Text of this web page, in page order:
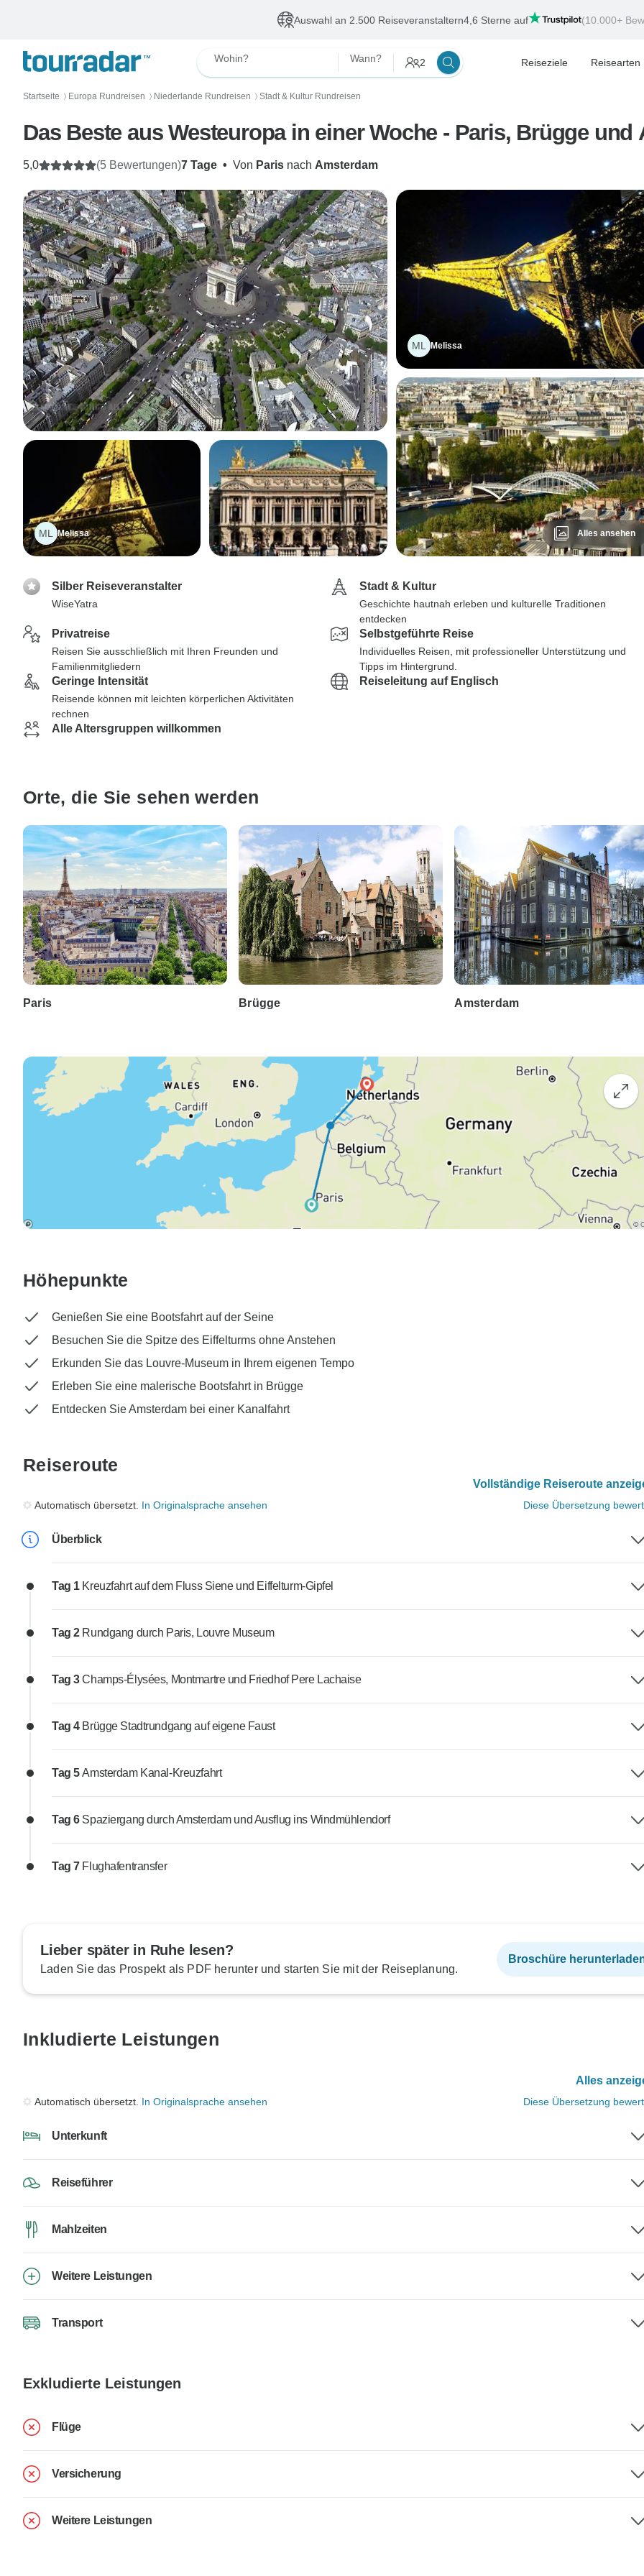
Auswahl an 2.500 Reiseveranstaltern4,6 Sterne auf (10.000+
Wohin? Wann? 2 Reiseziele Reisearten
Startseite 〉 Europa Rundreisen 〉 Niederlande Rundreisen 〉 Stadt & Kultur Rundreisen
Das Beste aus Westeuropa in einer Woche - Paris, Brügge und
7 Tage • Von Paris nach Amsterdam
5,0 (5 Bewertungen)
ML Melissa
ML Melissa
Alles ansehen
Silber Reiseveranstalter
WiseYatra
Stadt & Kultur
Geschichte hautnah erleben und kulturelle Traditionen
entdecken
Privatreise
Reisen Sie ausschließlich mit Ihren Freunden und
Familienmitgliedern
Selbstgeführte Reise
Individuelles Reisen, mit professioneller Unterstützung und
Tipps im Hintergrund.
Geringe Intensität
Reisende können mit leichten körperlichen Aktivitäten
rechnen
Reiseleitung auf Englisch
Alle Altersgruppen willkommen
Orte, die Sie sehen werden
Paris Brügge Amsterdam
Höhepunkte
Genießen Sie eine Bootsfahrt auf der Seine
Besuchen Sie die Spitze des Eiffelturms ohne Anstehen
Erkunden Sie das Louvre-Museum in Ihrem eigenen Tempo
Erleben Sie eine malerische Bootsfahrt in Brügge
Entdecken Sie Amsterdam bei einer Kanalfahrt
Reiseroute
Vollständige Reiseroute
Automatisch übersetzt. In Originalsprache ansehen Diese Übersetzung
Überblick
Tag 1 Kreuzfahrt auf dem Fluss Siene und Eiffelturm-Gipfel
Tag 2 Rundgang durch Paris, Louvre Museum
Tag 3Champs-Élysées, Montmartre und Friedhof Pere Lachaise
Tag 4 Brügge Stadtrundgang auf eigene Faust
Tag 5Amsterdam Kanal-Kreuzfahrt
Tag 6 Spaziergang durch Amsterdam und Ausflug ins Windmühlendorf
Tag 7 Flughafentransfer
Lieber später in Ruhe lesen?
Laden Sie das Prospekt als PDF herunter und starten Sie mit der Reiseplanung.
Broschüre
Inkludierte Leistungen
Alles
Automatisch übersetzt. In Originalsprache ansehen Diese Übersetzung
Unterkunft
Reiseführer
Mahlzeiten
Weitere Leistungen
Transport
Exkludierte Leistungen
Flüge
Versicherung
Weitere Leistungen